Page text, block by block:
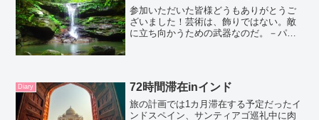
参加いただいた皆様どうもありがとうご
ざいました！芸術は、飾りではない。敵
に立ち向かうための武器なのだ。－パブ
戦争と闘うんだ』という願...
Diary 72時間滞在inインド
旅の計画では1カ月滞在する予定だったイ
ンドスペイン、サンティアゴ巡礼中に肉